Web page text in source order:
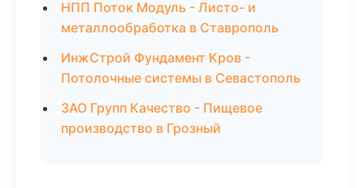
НПП Поток Модуль - Листо- и
металлообработка в Ставрополь
ИнжСтрой Фундамент Кров -
Потолочные системы в Севастополь
ЗАО Групп Качество - Пищевое
производство в Грозный